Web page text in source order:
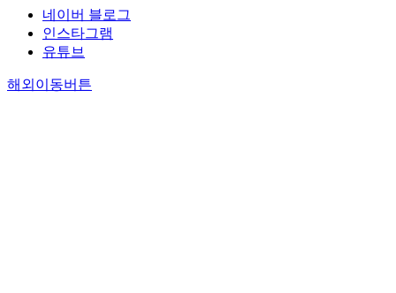
네이버 블로그
인스타그램
유튜브
해외이동버튼